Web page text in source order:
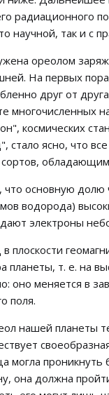
радиационного
научной, так и с
ореолом
На первых
друг от
космических
стало ясно, что
что основную
водорода)
электроны
в плоскости
планеты, т. е. на
оно меняется в
поля.
нашей планеты
могла
она должна